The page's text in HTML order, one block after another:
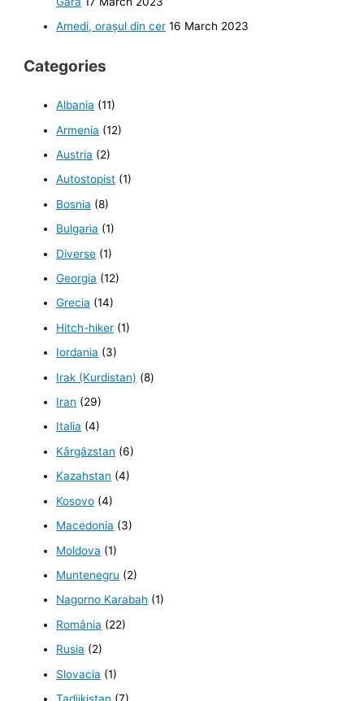
Amedi, orașul din cer 16 March 2023
Categories
Albania (11)
Armenia (12)
Austria (2)
Autostopist (1)
Bosnia (8)
Bulgaria (1)
Diverse (1)
Georgia (12)
Grecia (14)
Hitch-hiker (1)
Iordania (3)
Irak (Kurdistan) (8)
Iran (29)
Italia (4)
Kârgâzstan (6)
Kazahstan (4)
Kosovo (4)
Macedonia (3)
Moldova (1)
Muntenegru (2)
Nagorno Karabah (1)
România (22)
Rusia (2)
Slovacia (1)